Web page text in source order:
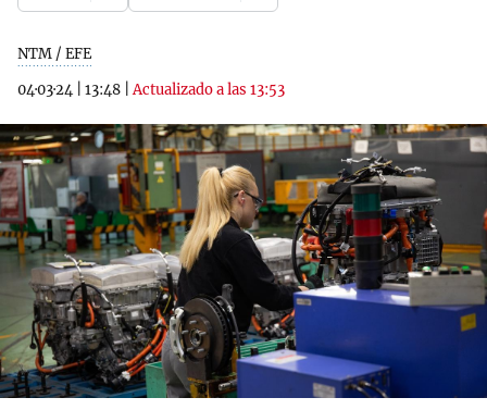
NTM / EFE
04·03·24
13:48 |Actualizado a las 13:53